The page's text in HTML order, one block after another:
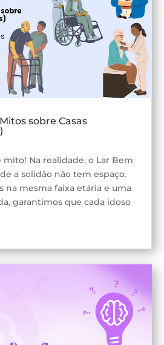
sobre Casas
Na realidade, o Lar Bem
a solidão não tem espaço.
na mesma faixa etária e uma
garantimos que cada idoso